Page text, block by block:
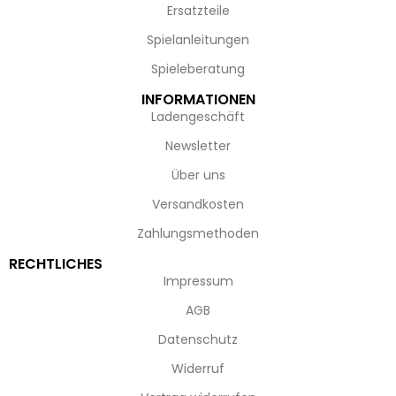
Ersatzteile
Spielanleitungen
Spieleberatung
INFORMATIONEN
Ladengeschäft
Newsletter
Über uns
Versandkosten
Zahlungsmethoden
RECHTLICHES
Impressum
AGB
Datenschutz
Widerruf